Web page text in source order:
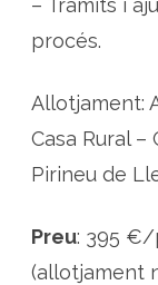
– Tràmits i
procés.
Allotjament:
Casa Rural –
Pirineu de
Preu: 395 €/
(allotjament